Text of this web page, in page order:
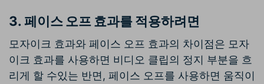
3.페이스 오프 효과를 적용하려면
모자이크 효과와 페이스 오프 효과의 차이점은 모자
이크 효과를 사용하면 비디오 클립의 정지 부분을 흐
리게 할 수있는 반면, 페이스 오프를 사용하면 움직이